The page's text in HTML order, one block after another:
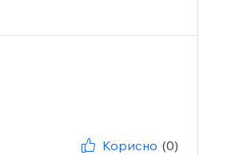
Корисно (0)